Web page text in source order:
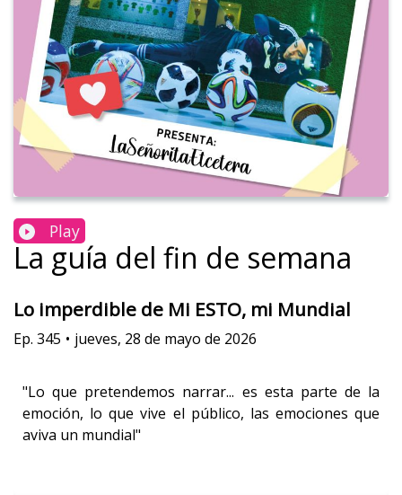
Play
La guía del fin de semana
Lo imperdible de Mi ESTO, mi Mundial​
Ep. 345 • jueves, 28 de mayo de 2026
​"Lo que pretendemos narrar... es esta parte de la
emoción, lo que vive el público, las emociones que
aviva un mundial"